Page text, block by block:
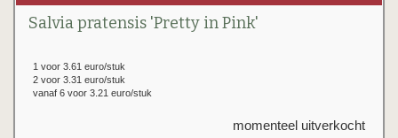
Salvia pratensis 'Pretty in Pink'
1 voor 3.61 euro/stuk
2 voor 3.31 euro/stuk
vanaf 6 voor 3.21 euro/stuk
momenteel uitverkocht